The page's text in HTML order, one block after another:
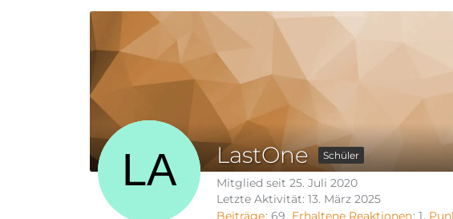
LastOne Schüler
Mitglied seit 25. Juli 2020
Letzte Aktivität: 13. März 2025
Beiträge 69 Erhaltene Reaktionen 1